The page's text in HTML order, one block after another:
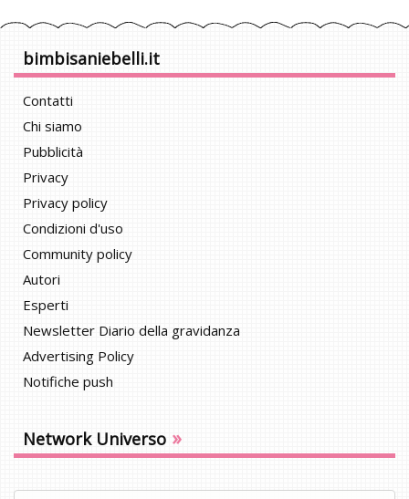
bimbisaniebelli.it
Contatti
Chi siamo
Pubblicità
Privacy
Privacy policy
Condizioni d'uso
Community policy
Autori
Esperti
Newsletter Diario della gravidanza
Advertising Policy
Notifiche push
Network Universo »